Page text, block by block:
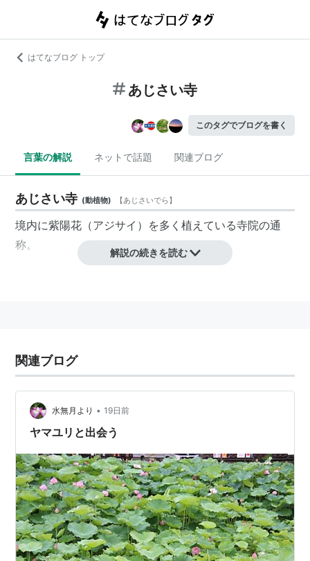
はてなブログ トップ
あじさい寺
このタグでブログを書く
言葉の解説 ネットで話題 関連ブログ
あじさい寺 (動植物) 【あじさいでら】
境内に紫陽花 （アジサイ ）を多く植えている寺院の通
称。
解説の続きを読む
関連ブログ
水無月より • 19日前
ヤマユリと出会う